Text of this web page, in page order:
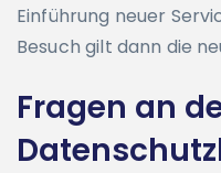
Einführung neuer
Besuch gilt dann die
Fragen an